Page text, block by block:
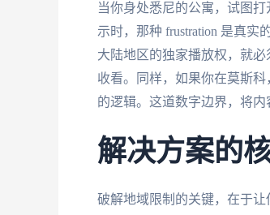
当你身处悉尼的公寓，试图
示时，那种 frustration 是真
大陆地区的独家播放权，就
收看。同样，如果你在莫斯科
的逻辑。这道数字边界，将内
解决方案的
破解地域限制的关键，在于